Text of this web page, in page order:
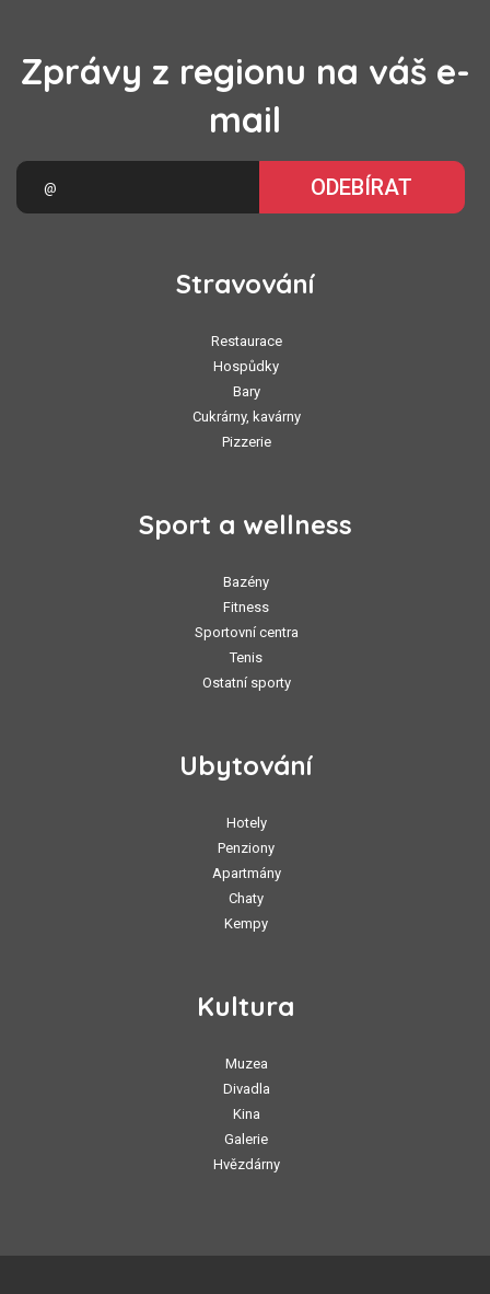
Zprávy z regionu na váš e-
mail
ODEBÍRAT
Stravování
Restaurace
Hospůdky
Bary
Cukrárny, kavárny
Pizzerie
Sport a wellness
Bazény
Fitness
Sportovní centra
Tenis
Ostatní sporty
Ubytování
Hotely
Penziony
Apartmány
Chaty
Kempy
Kultura
Muzea
Divadla
Kina
Galerie
Hvězdárny